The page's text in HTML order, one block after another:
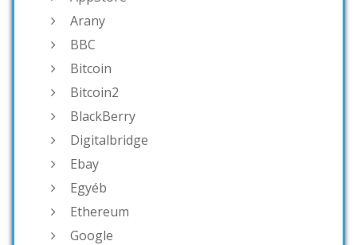
Arany
BBC
Bitcoin
Bitcoin2
BlackBerry
Digitalbridge
Ebay
Egyéb
Ethereum
Google